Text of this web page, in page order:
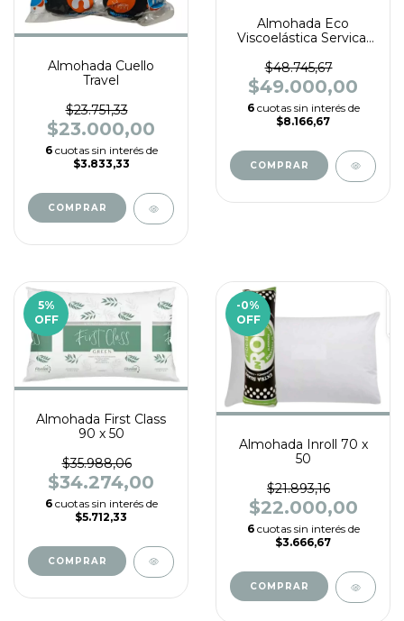
Almohada Cuello
Travel
$23.751,33
$23.000,00
6 cuotas sin interés de
$3.833,33
Almohada Eco
Viscoelástica Servical
$48.745,67
$49.000,00
6 cuotas sin interés de
$8.166,67
5%
OFF
Almohada First Class
90 x 50
$35.988,06
$34.274,00
6 cuotas sin interés de
$5.712,33
-0%
OFF
Almohada Inroll 70 x
50
$21.893,16
$22.000,00
6 cuotas sin interés de
$3.666,67